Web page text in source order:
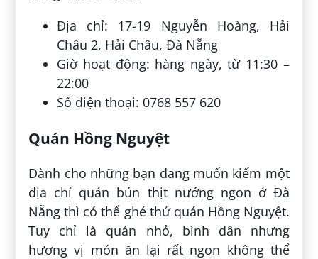
Địa chỉ: 17-19 Nguyễn Hoàng, Hải
Châu 2, Hải Châu, Đà Nẵng
Giờ hoạt động: hàng ngày, từ 11:30 –
22:00
Số điện thoại: 0768 557 620
Quán Hồng Nguyệt
Dành cho những bạn đang muốn kiếm một
địa chỉ quán bún thịt nướng ngon ở Đà
Nẵng thì có thể ghé thử quán Hồng Nguyệt.
Tuy chỉ là quán nhỏ, bình dân nhưng
hương vị món ăn lại rất ngon không thể